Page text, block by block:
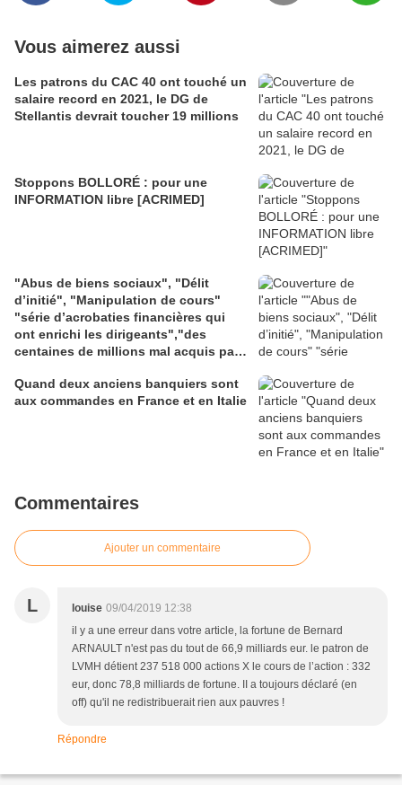
Vous aimerez aussi
Les patrons du CAC 40 ont touché un
salaire record en 2021, le DG de
Stellantis devrait toucher 19 millions
Stoppons BOLLORÉ : pour une
INFORMATION libre [ACRIMED]
"Abus de biens sociaux", "Délit
d’initié", "Manipulation de cours"
"série d’acrobaties financières qui
ont enrichi les dirigeants","des
centaines de millions mal acquis par
président du Medef,
Quand deux anciens banquiers sont
aux commandes en France et en Italie
Commentaires
Ajouter un commentaire
L louise 09/04/2019 12:38
il y a une erreur dans votre article, la fortune de Bernard
ARNAULT n'est pas du tout de 66,9 milliards eur. le patron de
LVMH détient 237 518 000 actions X le cours de l’action : 332
eur, donc 78,8 milliards de fortune. II a toujours déclaré (en
off) qu'il ne redistribuerait rien aux pauvres !
Répondre